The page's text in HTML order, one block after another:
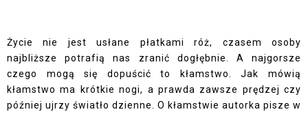
Życie nie jest usłane płatkami róż, czasem osoby
najbliższe potrafią nas zranić dogłębnie. A najgorsze
czego mogą się dopuścić to kłamstwo. Jak mówią
kłamstwo ma krótkie nogi, a prawda zawsze prędzej czy
później ujrzy światło dzienne. O kłamstwie autorka pisze w